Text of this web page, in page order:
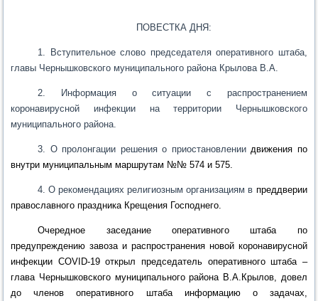
ПОВЕСТКА ДНЯ:
1. Вступительное слово председателя оперативного штаба,
главы Чернышковского муниципального района Крылова В.А.
2. Информация оситуации с распространением
коронавирусной инфекции на территории Чернышковского
муниципального района.
3. О пролонгации решения о приостановлениидвижения по
внутри муниципальным маршрутам №№ 574 и 575.
4. О рекомендациях религиозным организациям в преддверии
православного праздника Крещения Господнего.
Очередное заседание оперативного штаба по
предупреждению завоза и распространения новой коронавирусной
инфекции COVID-19 открыл председатель оперативного штаба –
глава Чернышковского муниципального района В.А.Крылов, довел
до членов оперативного штаба информацию о задачах,